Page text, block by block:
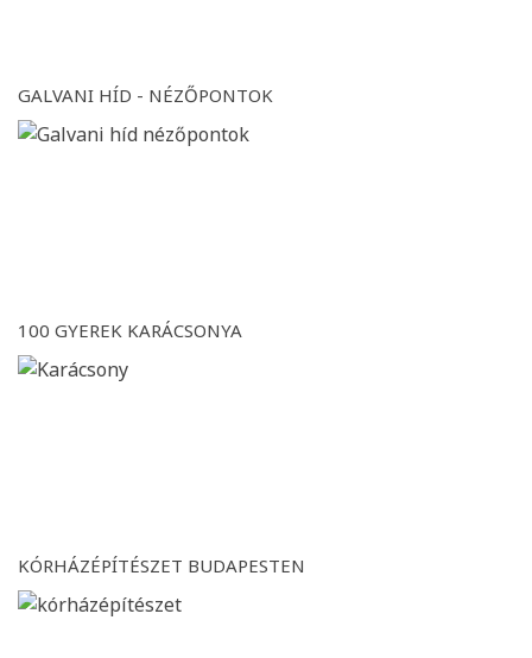
GALVANI HÍD - NÉZŐPONTOK
100 GYEREK KARÁCSONYA
KÓRHÁZÉPÍTÉSZET BUDAPESTEN